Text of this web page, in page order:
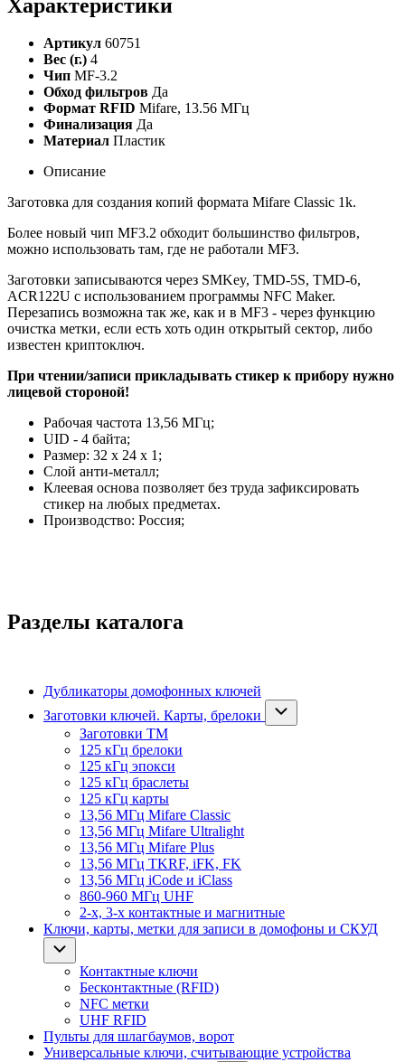
Характеристики
Артикул 60751
Вес (г.) 4
Чип MF-3.2
Обход фильтров Да
Формат RFID Mifare, 13.56 МГц
Финализация Да
Материал Пластик
Описание
Заготовка для создания копий формата Mifare Classic 1k.
Более новый чип MF3.2 обходит большинство фильтров,
можно использовать там, где не работали MF3.
Заготовки записываются через SMKey, TMD-5S, TMD-6,
ACR122U с использованием программы NFC Maker.
Перезапись возможна так же, как и в MF3 - через функцию
очистка метки, если есть хоть один открытый сектор, либо
известен криптоключ.
При чтении/записи прикладывать стикер к прибору нужно
лицевой стороной!
Рабочая частота 13,56 МГц;
UID - 4 байта;
Размер: 32 х 24 х 1;
Слой анти-металл;
Клеевая основа позволяет без труда зафиксировать
стикер на любых предметах.
Производство: Россия;
Разделы каталога
Дубликаторы домофонных ключей
Заготовки ключей. Карты, брелоки
Заготовки ТМ
125 кГц брелоки
125 кГц эпокси
125 кГц браслеты
125 кГц карты
13,56 МГц Mifare Classic
13,56 МГц Mifare Ultralight
13,56 МГц Mifare Plus
13,56 МГц TKRF, iFK, FK
13,56 МГц iCode и iClass
860-960 МГц UHF
2-х, 3-х контактные и магнитные
Ключи, карты, метки для записи в домофоны и СКУД
Контактные ключи
Бесконтактные (RFID)
NFC метки
UHF RFID
Пульты для шлагбаумов, ворот
Универсальные ключи, считывающие устройства